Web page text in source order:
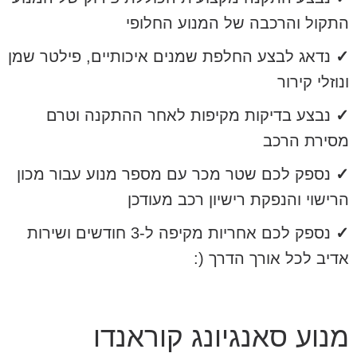
התקול והרכבה של המנוע החלופי
✓ נדאג לבצע החלפת שמנים איכותיים, פילטר שמן
ונוזלי קירור
✓ נבצע בדיקות מקיפות לאחר ההתקנה וטרם
מסירת הרכב
✓ נספק לכם שטר מכר עם מספר מנוע עבור מכון
הרישוי והנפקת רישיון רכב מעודכן
✓
נספק לכם אחריות מקיפה ל-3 חודשים ושירות
אדיב לכל אורך הדרך (:
מנוע סאנגיונג קוראנדו